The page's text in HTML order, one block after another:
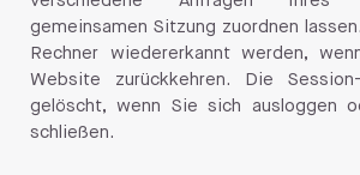
gemeinsamen Sitzung zuordnen
Rechner wiedererkannt werden,
Website zurückkehren. Die
gelöscht, wenn Sie sich ausloggen
schließen.